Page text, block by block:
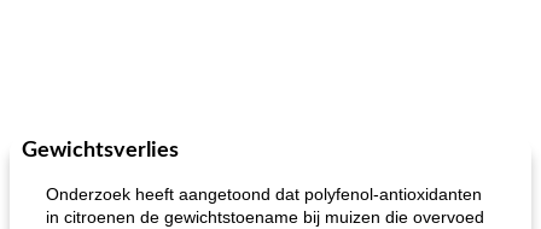
Gewichtsverlies
Onderzoek heeft aangetoond dat polyfenol-antioxidanten
in citroenen de gewichtstoename bij muizen die overvoed